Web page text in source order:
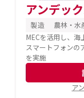
アンデッ
製造 農林・水
MECを活用し、海
スマートフォンの
を実施
ア